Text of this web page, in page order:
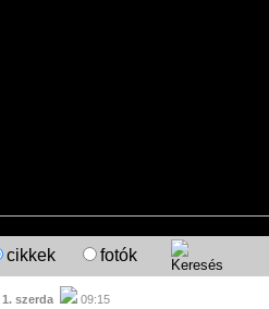
cikkek fotók
szerda 09:15